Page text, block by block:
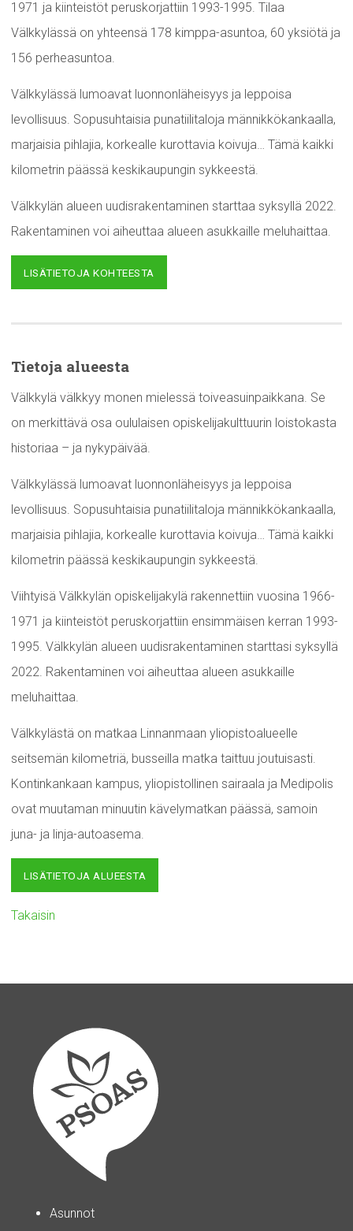
1971 ja kiinteistöt peruskorjattiin 1993-1995. Tilaa
Välkkylässä on yhteensä 178 kimppa-asuntoa, 60 yksiötä ja
156 perheasuntoa.
Välkkylässä lumoavat luonnonläheisyys ja leppoisa
levollisuus. Sopusuhtaisia punatiilitaloja männikkökankaalla,
marjaisia pihlajia, korkealle kurottavia koivuja… Tämä kaikki
kilometrin päässä keskikaupungin sykkeestä.
Välkkylän alueen uudisrakentaminen starttaa syksyllä 2022.
Rakentaminen voi aiheuttaa alueen asukkaille meluhaittaa.
LISÄTIETOJA KOHTEESTA
Tietoja alueesta
Välkkylä välkkyy monen mielessä toiveasuinpaikkana. Se
on merkittävä osa oululaisen opiskelijakulttuurin loistokasta
historiaa – ja nykypäivää.
Välkkylässä lumoavat luonnonläheisyys ja leppoisa
levollisuus. Sopusuhtaisia punatiilitaloja männikkökankaalla,
marjaisia pihlajia, korkealle kurottavia koivuja… Tämä kaikki
kilometrin päässä keskikaupungin sykkeestä.
Viihtyisä Välkkylän opiskelijakylä rakennettiin vuosina 1966-
1971 ja kiinteistöt peruskorjattiin ensimmäisen kerran 1993-
1995. Välkkylän alueen uudisrakentaminen starttasi syksyllä
2022. Rakentaminen voi aiheuttaa alueen asukkaille
meluhaittaa.
Välkkylästä on matkaa Linnanmaan yliopistoalueelle
seitsemän kilometriä, busseilla matka taittuu joutuisasti.
Kontinkankaan kampus, yliopistollinen sairaala ja Medipolis
ovat muutaman minuutin kävelymatkan päässä, samoin
juna- ja linja-autoasema.
LISÄTIETOJA ALUEESTA
Takaisin
Asunnot